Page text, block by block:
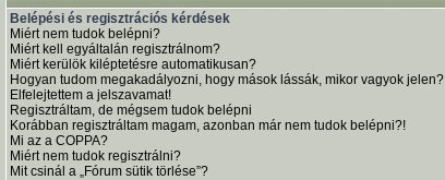
Belépési és regisztrációs kérdések
Miért nem tudok belépni?
Miért kell egyáltalán regisztrálnom?
Miért kerülök kiléptetésre automatikusan?
Hogyan tudom megakadályozni, hogy mások lássák, mikor vagyok jelen?
Elfelejtettem a jelszavamat!
Regisztráltam, de mégsem tudok belépni
Korábban regisztráltam magam, azonban már nem tudok belépni?!
Mi az a COPPA?
Miért nem tudok regisztrálni?
Mit csinál a „Fórum sütik törlése”?